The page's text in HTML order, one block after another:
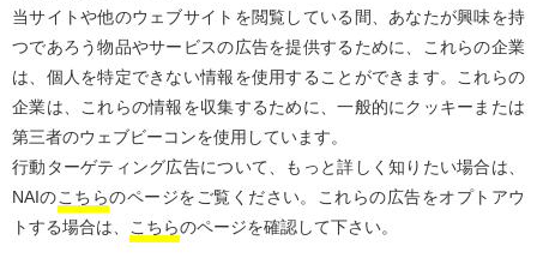
当サイトや他のウェブサイトを閲覧している間、あなたが興味を持
つであろう物品やサービスの広告を提供するために、これらの企業
は、個人を特定できない情報を使用することができます。
これらの
企業は、これらの情報を収集するために、一般的にクッキーまたは
第三者のウェブビーコンを使用しています。
行動ターゲティング広告について、もっと詳しく知りたい場合は、
NAIのこちらのページをご覧ください。これらの広告をオプトアウ
トする場合は、
こちらのページを確認して下さい。